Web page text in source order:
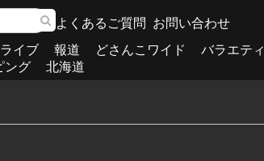
よくあるご質問 お問い合わせ
イブ 報道 どさんこワイド バラエティ
ング
北海道